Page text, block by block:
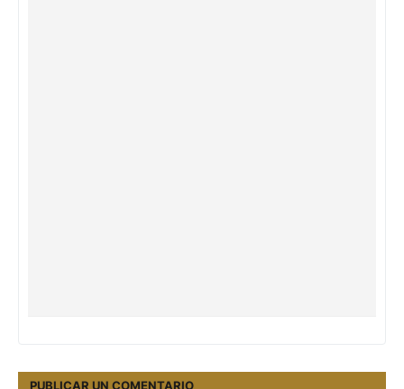
PUBLICAR UN COMENTARIO